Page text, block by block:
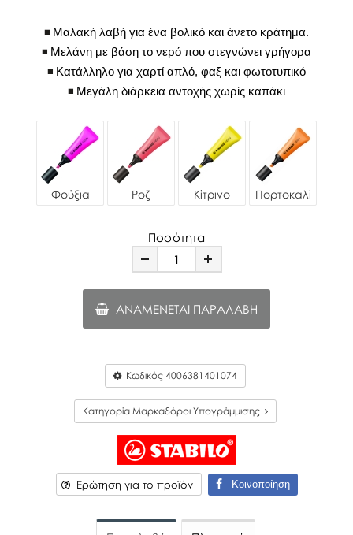
Μαλακή λαβή για ένα βολικό και άνετο κράτημα.
Μελάνη με βάση το νερό που στεγνώνει γρήγορα
Κατάλληλο για χαρτί απλό, φαξ και φωτοτυπικό
Μεγάλη διάρκεια αντοχής χωρίς καπάκι
Φούξια Ροζ Κίτρινο Πορτοκαλί
Ποσότητα
Minus Plus
ΑΝΑΜΈΝΕΤΑΙ ΠΑΡΑΛΑΒΉ
Κωδικός 4006381401074
Κατηγορία Μαρκαδόροι Υπογράμμισης
Ερώτηση για το προϊόν Κοινοποίηση